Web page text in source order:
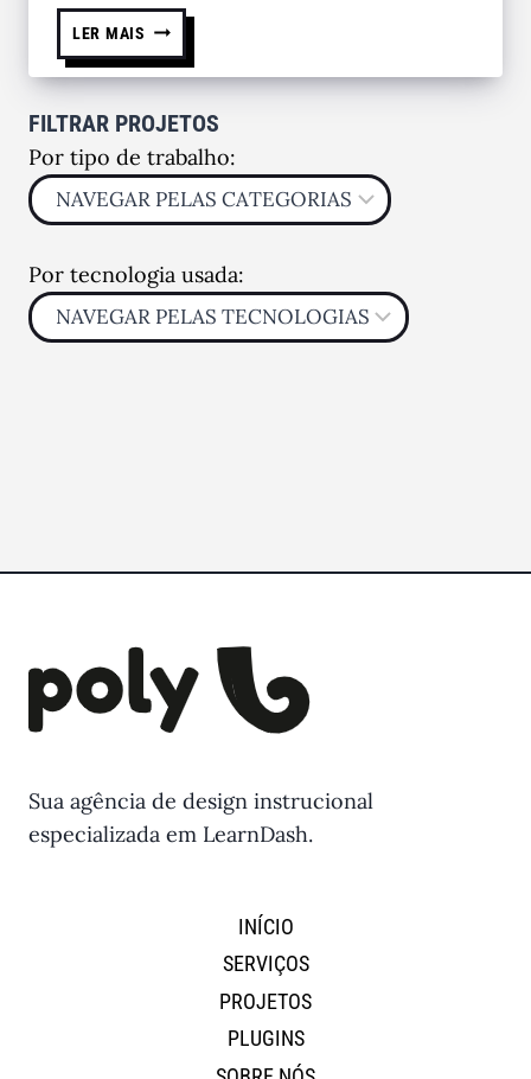
LER MAIS
FILTRAR PROJETOS
Por tipo de trabalho:
Por tecnologia usada:
Sua agência de design instrucional
especializada em LearnDash.
INÍCIO
SERVIÇOS
PROJETOS
PLUGINS